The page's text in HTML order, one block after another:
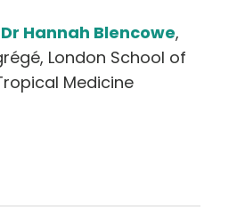
Dr Hannah Blencowe,
London School of
Medicine